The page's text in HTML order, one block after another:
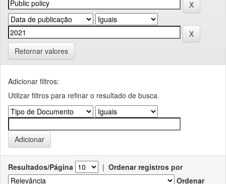
Retornar valores
Adicionar filtros:
Utilizar filtros para refinar o resultado de busca.
Resultados/Página | Ordenar registros por
Ordenar